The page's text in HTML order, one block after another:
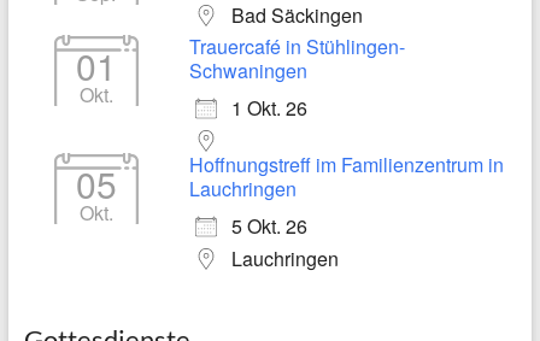
Bad Säckingen
01
Okt.
Trauercafé in Stühlingen-
Schwaningen
1 Okt. 26
05
Okt.
Hoffnungstreff im Familienzentrum in
Lauchringen
5 Okt. 26
Lauchringen